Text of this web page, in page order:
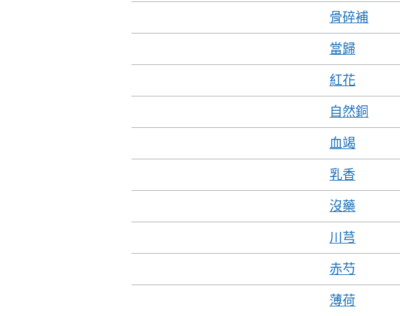
骨碎補
當歸
紅花
自然銅
血竭
乳香
沒藥
川芎
赤芍
薄荷